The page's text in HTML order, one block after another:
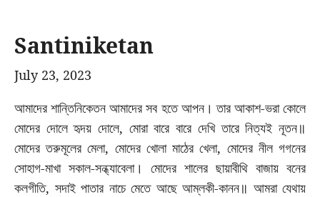
Santiniketan
July 23, 2023
আমাদের শান্তিনিকেতন আমাদের সব হতে আপন। তার আকাশ-ভরা কোলে
মোদের দোলে হৃদয় দোলে, মোরা বারে বারে দেখি তারে নিত্যই নূতন॥
মোদের তরুমূলের মেলা, মোদের খোলা মাঠের খেলা, মোদের নীল গগনের
সোহাগ-মাখা সকাল-সন্ধ্যাবেলা। মোদের শালের ছায়াবীথি বাজায় বনের
কলগীতি, সদাই পাতার নাচে মেতে আছে আম্‌লকী-কানন॥ আমরা যেথায়